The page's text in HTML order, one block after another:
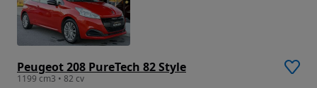
Peugeot 208 PureTech 82 Style
1199 cm3 • 82 cv